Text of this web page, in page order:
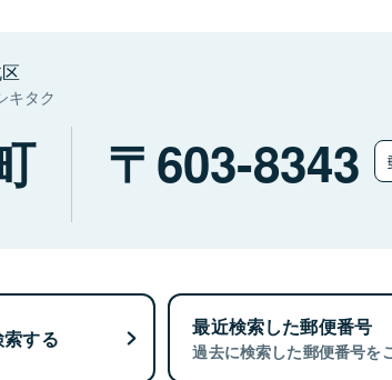
キタク
603-8343
する 最近検索した郵便番号
過去に検索した郵便番号を